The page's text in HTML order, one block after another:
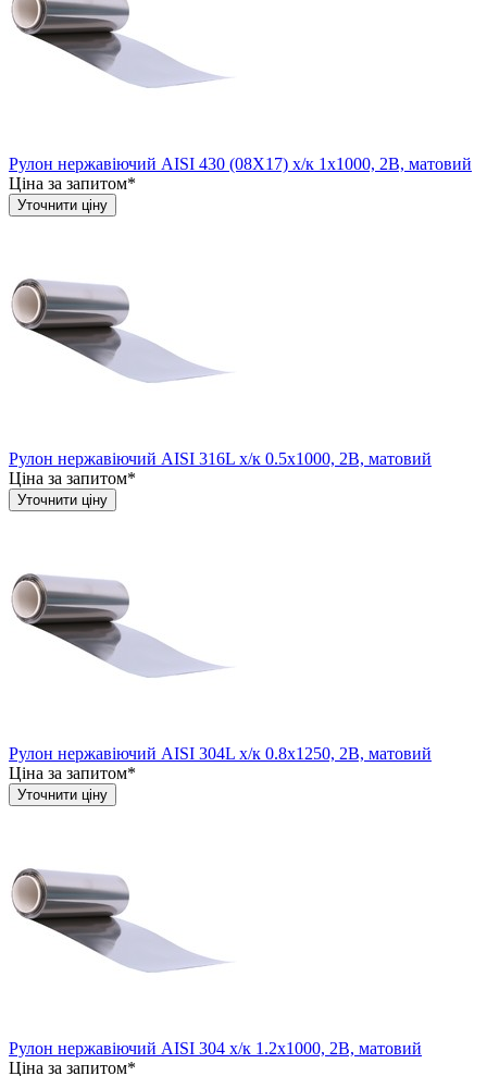
Рулон нержавіючий AISI 430 (08Х17) х/к 1х1000, 2B, матовий
Ціна за запитом*
Уточнити ціну
Рулон нержавіючий AISI 316L х/к 0.5х1000, 2B, матовий
Ціна за запитом*
Уточнити ціну
Рулон нержавіючий AISI 304L х/к 0.8х1250, 2B, матовий
Ціна за запитом*
Уточнити ціну
Рулон нержавіючий AISI 304 х/к 1.2х1000, 2B, матовий
Ціна за запитом*